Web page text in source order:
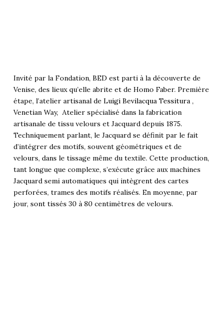
Invité par la Fondation, BED est parti à la découverte de
Venise, des lieux qu’elle abrite et de Homo Faber. Première
étape, l’atelier artisanal de Luigi Bevilacqua Tessitura,
Venetian Way, Atelier spécialisé dans la fabrication
artisanale de tissu velours et Jacquard depuis 1875.
Techniquement parlant, le Jacquard se définit par le fait
d’intégrer des motifs, souvent géométriques et de
velours, dans le tissage même du textile. Cette production,
tant longue que complexe, s’exécute grâce aux machines
Jacquard semi automatiques qui intègrent des cartes
perforées, trames des motifs réalisés. En moyenne, par
jour, sont tissés 30 à 80 centimètres de velours.